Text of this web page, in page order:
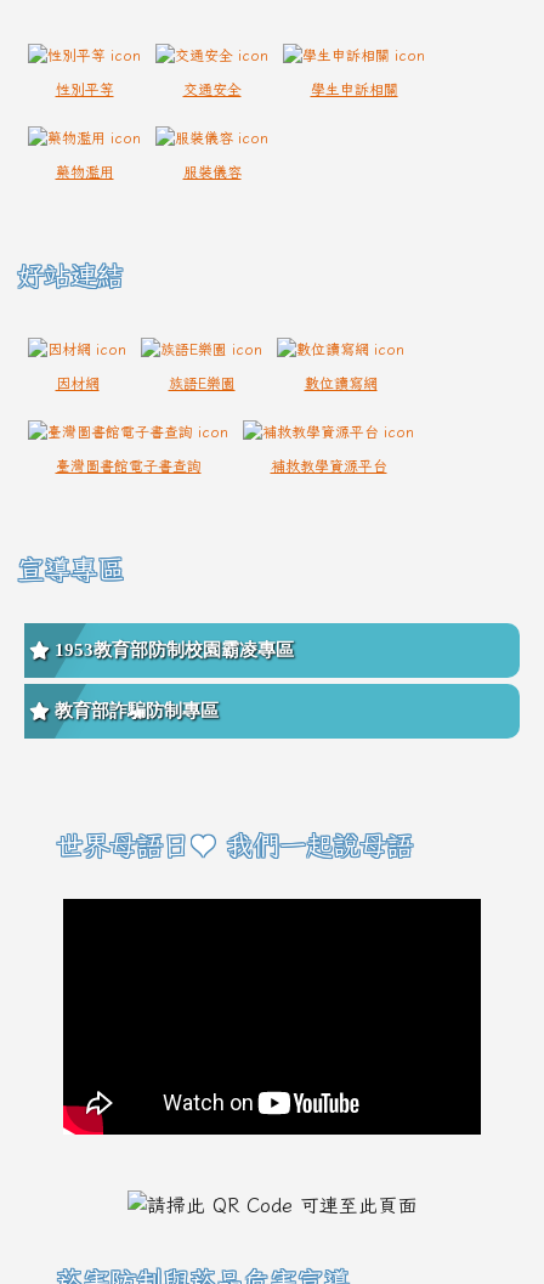
性別平等 交通安全 學生申訴相關
藥物濫用 服裝儀容
好站連結
因材網 族語E樂園 數位讀寫網
臺灣圖書館電子書查詢 補救教學資源平台
宣導專區
1953教育部防制校園霸凌專區
教育部詐騙防制專區
右邊區域內容
世界母語日♥ 我們一起說母語